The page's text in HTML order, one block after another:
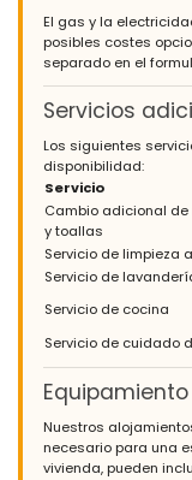
El gas y la
posibles costes
separado en el
Servicios
Los siguientes
disponibilidad:
Servicio
Cambio adicional
y toallas
Servicio de limpieza
Servicio de
Servicio de cocina
Servicio de cuidado
Nuestros
necesario para una
vivienda, pueden